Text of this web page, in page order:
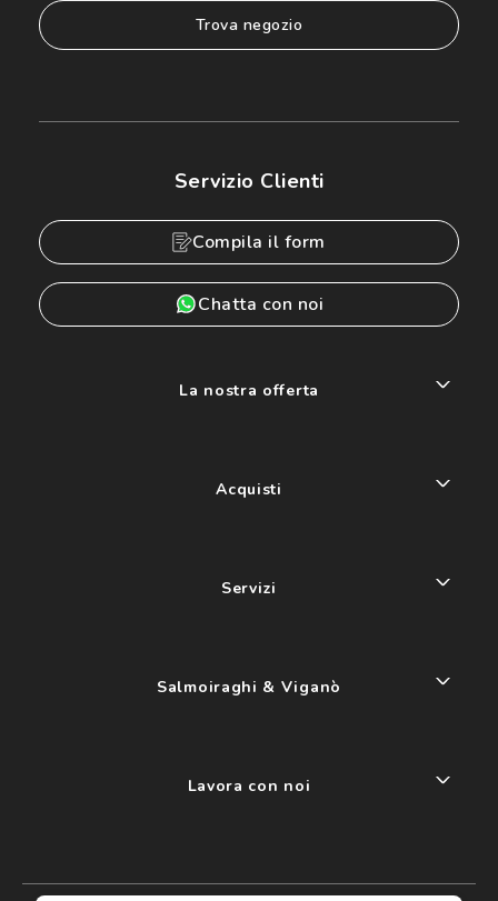
trova negozio
Servizio Clienti
Compila il form
Chatta con noi
La nostra offerta
Acquisti
Servizi
Salmoiraghi & Viganò
Lavora con noi